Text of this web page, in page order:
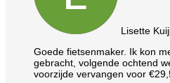
Lisette
Goede fietsenmaker. Ik kon
gebracht, volgende ochtend
voorzijde vervangen voor